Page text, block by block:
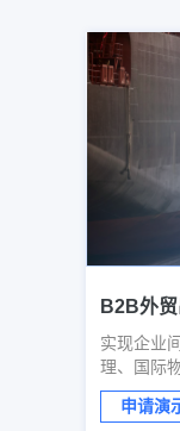
B2B外
实现企业
理、国际
申请演